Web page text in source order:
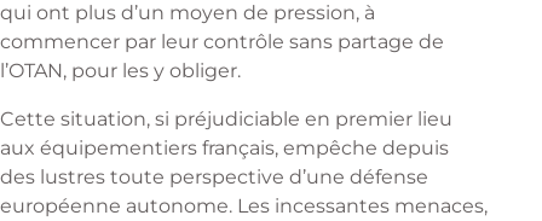
qui ont plus d’un moyen de pression, à
commencer par leur contrôle sans partage de
l’OTAN, pour les y obliger.
Cette situation, si préjudiciable en premier lieu
aux équipementiers français, empêche depuis
des lustres toute perspective d’une défense
européenne autonome. Les incessantes menaces,